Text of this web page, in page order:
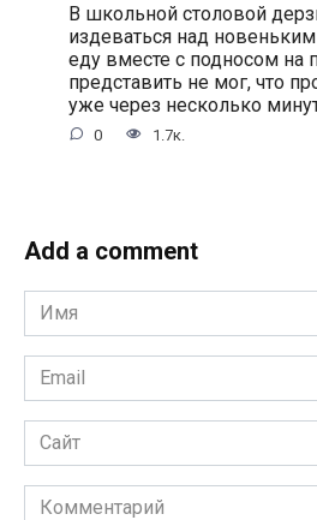
В школьной столовой
издеваться над
еду вместе с подносом на
представить не мог, что
уже через несколько
0 1.7к.
Add a comment
Имя
*
Email
*
Сайт
Комментарий